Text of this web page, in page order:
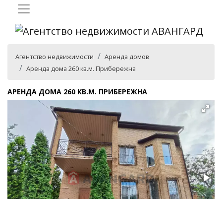
Агентство недвижимости
Аренда домов
Аренда дома 260 кв.м. Прибережна
АРЕНДА ДОМА 260 КВ.М. ПРИБЕРЕЖНА